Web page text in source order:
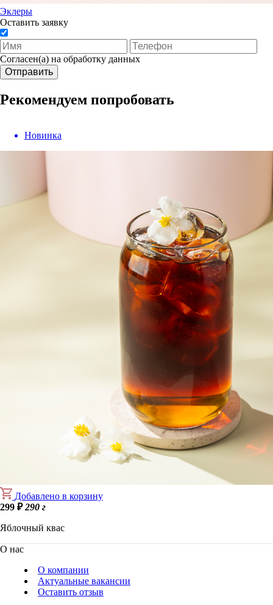
Эклеры
Оставить заявку
Согласен(а) на обработку данных
Отправить
Рекомендуем попробовать
Новинка
Добавлено в корзину
299 ₽ 290 г
Яблочный квас
О нас
О компании
Актуальные вакансии
Оставить отзыв